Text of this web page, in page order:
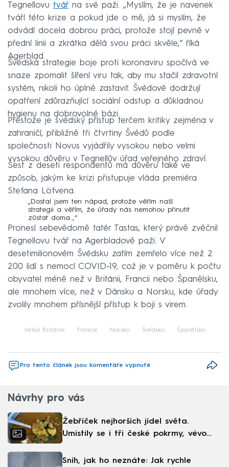
Tegnellovu tvářna své paži. „Myslím, že je navenek
tváří této krize a pokud jde o mě, já si myslím, že
odvádí docela dobrou práci, protože stojí pevně v
přední linii a zkrátka dělá svou práci skvěle,“ říká
Agerblad.
Švédská strategie boje proti koronaviru spočívá ve
snaze zpomalit šíření viru tak, aby mu stačil zdravotní
systém, nikoli ho úplně zastavit. Švédové dodržují
opatření zdůrazňující sociální odstup a důkladnou
hygienu na dobrovolné bázi.
Přestože je švédský přístup terčem kritiky zejména v
zahraničí, přibližně tři čtvrtiny Švédů podle
společnosti Novus vyjádřily vysokou nebo velmi
vysokou důvěru v Tegnellův úřad veřejného zdraví.
Šest z deseti respondentů má důvěru také ve
způsob, jakým ke krizi přistupuje vláda premiéra
Stefana Löfvena.
„Dostal jsem ten nápad, protože věřím naší
strategii a věřím, že úřady nás nemohou přinutit
zůstat doma..,“
Pronesl sebevědomě tatér Tastas, který právě zvěčnil
Tegnellovu tvář na Agerbladově paži. V
desetimilionovém Švédsku zatím zemřelo více než 2
200 lidí s nemocí COVID-19, což je v poměru k počtu
obyvatel méně než v Británii, Francii nebo Španělsku,
ale mnohem více, než v Dánsku a Norsku, kde úřady
zvolily mnohem přísnější přístup k boji s virem.
Velká Británie Francie Norsko Švédsko Španělsko
Pro tento článek jsou komentáře vypnuté
Návrhy pro vás
Žebříček nejhorších jídel světa.
Umístily se i tři české pokrmy, vévodí
Sníh, jak ho neznáte: Jak rychle